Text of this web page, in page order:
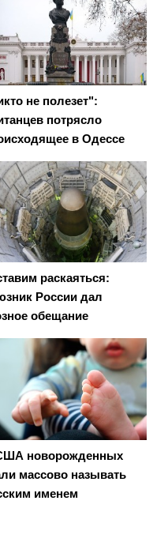
не полезет":
потрясло
в Одессе
раскаяться:
России дал
обещание
новорожденных
массово называть
именем